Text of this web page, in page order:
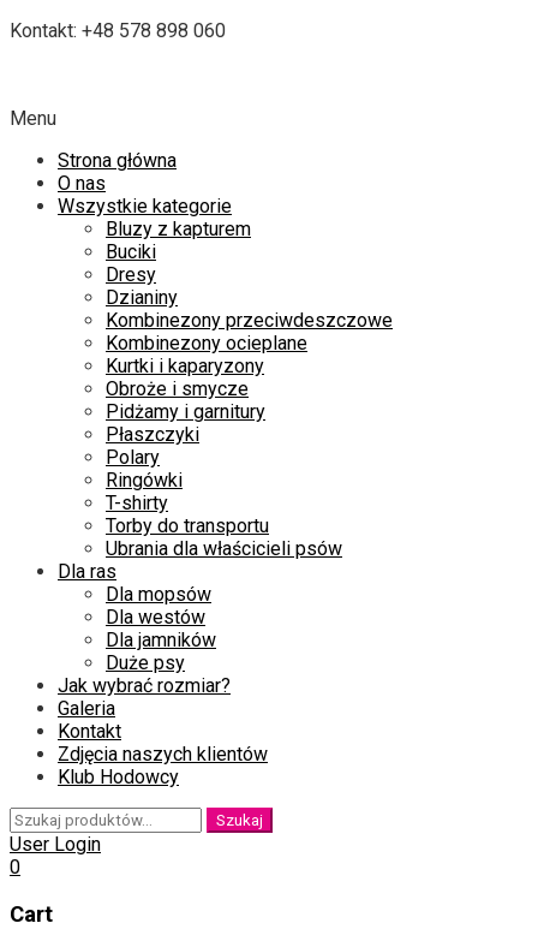
Kontakt: +48 578 898 060
Menu
Strona główna
O nas
Wszystkie kategorie
Bluzy z kapturem
Buciki
Dresy
Dzianiny
Kombinezony przeciwdeszczowe
Kombinezony ocieplane
Kurtki i kaparyzony
Obroże i smycze
Pidżamy i garnitury
Płaszczyki
Polary
Ringówki
T-shirty
Torby do transportu
Ubrania dla właścicieli psów
Dla ras
Dla mopsów
Dla westów
Dla jamników
Duże psy
Jak wybrać rozmiar?
Galeria
Kontakt
Zdjęcia naszych klientów
Klub Hodowcy
Szukaj:
Szukaj
User Login
0
Cart